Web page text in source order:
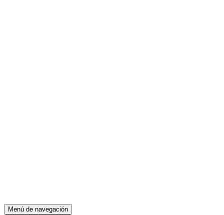
Menú de navegación